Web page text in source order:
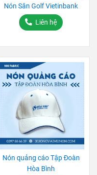
Nón Sân Golf Vietinbank
Liên hệ
Nón quảng cáo Tập Đoàn
Hòa Bình